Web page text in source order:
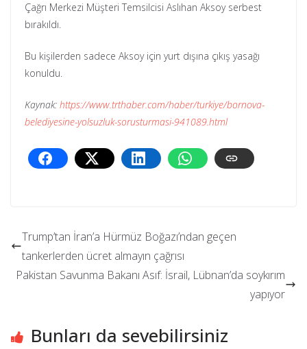
Çağrı Merkezi Müşteri Temsilcisi Aslıhan Aksoy serbest
bırakıldı.
Bu kişilerden sadece Aksoy için yurt dışına çıkış yasağı
konuldu.
Kaynak: https://www.trthaber.com/haber/turkiye/bornova-
belediyesine-yolsuzluk-sorusturmasi-941089.html
Trump’tan İran’a Hürmüz Boğazı’ndan geçen
tankerlerden ücret almayın çağrısı
Pakistan Savunma Bakanı Asıf: İsrail, Lübnan’da soykırım
yapıyor
Bunları da sevebilirsiniz